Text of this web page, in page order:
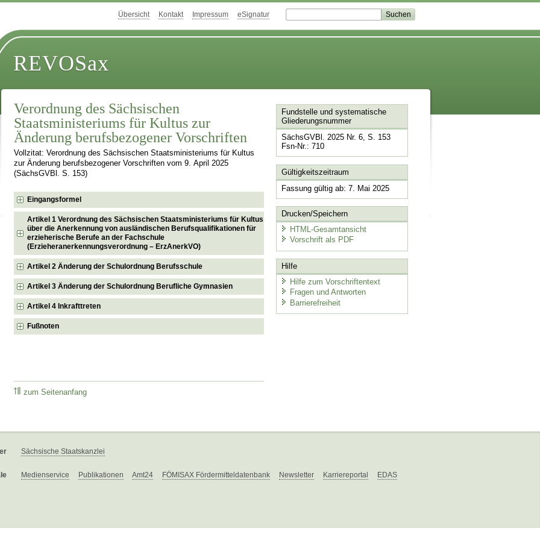
Übersicht Kontakt Impressum eSignatur
REVOSax
Verordnung des Sächsischen
Staatsministeriums für Kultus zur
Änderung berufsbezogener Vorschriften
Vollzitat: Verordnung des Sächsischen Staatsministeriums für Kultus
zur Änderung berufsbezogener Vorschriften vom 9. April 2025
(SächsGVBl. S. 153)
Eingangsformel
Artikel 1 Verordnung des Sächsischen Staatsministeriums für Kultus
über die Anerkennung von ausländischen Berufsqualifikationen für
erzieherische Berufe an der Fachschule
(Erzieheranerkennungsverordnung – ErzAnerkVO)
Artikel 2 Änderung der Schulordnung Berufsschule
Artikel 3 Änderung der Schulordnung Berufliche Gymnasien
Artikel 4 Inkrafttreten
Fußnoten
zum Seitenanfang
Fundstelle und systematische
Gliederungsnummer
SächsGVBl. 2025 Nr. 6, S. 153
Fsn-Nr.: 710
Gültigkeitszeitraum
Fassung gültig ab: 7. Mai 2025
Drucken/Speichern
HTML-Gesamtansicht
Vorschrift als PDF
Hilfe
Hilfe zum Vorschriftentext
Fragen und Antworten
Barrierefreiheit
Sächsische Staatskanzlei
Medienservice Publikationen Amt24 FÖMISAX Fördermitteldatenbank Newsletter Karriereportal EDAS